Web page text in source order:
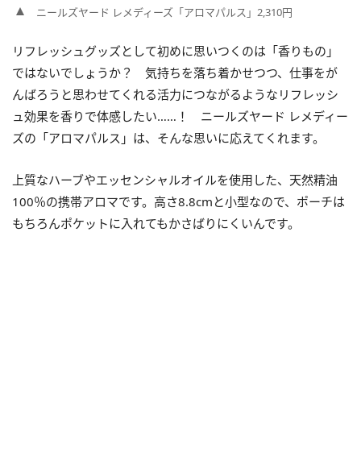
ニールズヤード レメディーズ「アロマパルス」2,310円
リフレッシュグッズとして初めに思いつくのは「香りもの」
ではないでしょうか？ 気持ちを落ち着かせつつ、仕事をが
んばろうと思わせてくれる活力につながるようなリフレッシ
ュ効果を香りで体感したい……！ ニールズヤード レメディー
ズの「アロマパルス」は、そんな思いに応えてくれます。
上質なハーブやエッセンシャルオイルを使用した、天然精油
100％の携帯アロマです。高さ8.8cmと小型なので、ポーチは
もちろんポケットに入れてもかさばりにくいんです。